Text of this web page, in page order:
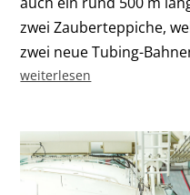
zwei Zauberteppiche,
zwei neue Tubing-
weiterlesen